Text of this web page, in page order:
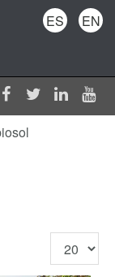
Display
#
ES EN